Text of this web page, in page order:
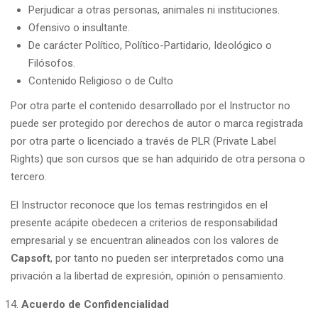
Perjudicar a otras personas, animales ni instituciones.
Ofensivo o insultante.
De carácter Político, Político-Partidario, Ideológico o
Filósofos.
Contenido Religioso o de Culto
Por otra parte el contenido desarrollado por el Instructor no
puede ser protegido por derechos de autor o marca registrada
por otra parte o licenciado a través de PLR ​​(Private Label
Rights) que son cursos que se han adquirido de otra persona o
tercero.
El Instructor reconoce que los temas restringidos en el
presente acápite obedecen a criterios de responsabilidad
empresarial y se encuentran alineados con los valores de
Capsoft, por tanto no pueden ser interpretados como una
privación a la libertad de expresión, opinión o pensamiento.
Acuerdo de Confidencialidad